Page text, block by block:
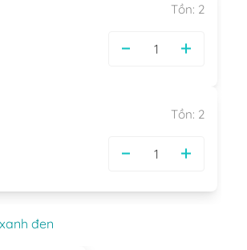
Tồn: 2
Tồn: 2
đen